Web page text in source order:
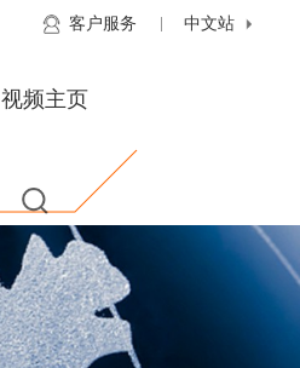
中文站
客户服务
视频主页